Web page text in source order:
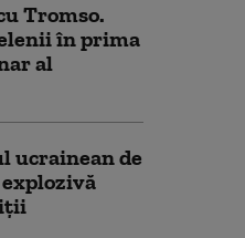
Tromso.
în prima
al
ucrainean de